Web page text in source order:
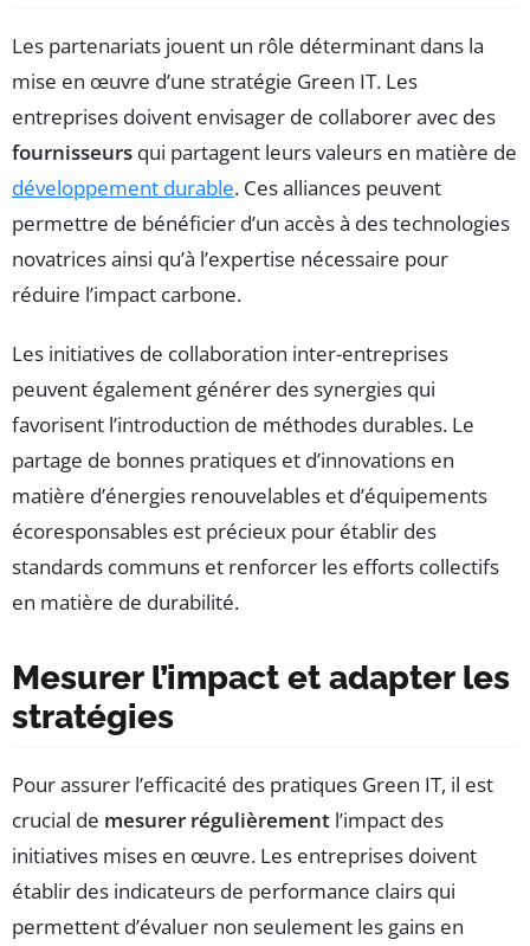
Les partenariats jouent un rôle déterminant dans la
mise en œuvre d’une stratégie Green IT. Les
entreprises doivent envisager de collaborer avec des
fournisseurs qui partagent leurs valeurs en matière de
développement durable. Ces alliances peuvent
permettre de bénéficier d’un accès à des technologies
novatrices ainsi qu’à l’expertise nécessaire pour
réduire l’impact carbone.
Les initiatives de collaboration inter-entreprises
peuvent également générer des synergies qui
favorisent l’introduction de méthodes durables. Le
partage de bonnes pratiques et d’innovations en
matière d’énergies renouvelables et d’équipements
écoresponsables est précieux pour établir des
standards communs et renforcer les efforts collectifs
en matière de durabilité.
Mesurer l’impact et adapter les
stratégies
Pour assurer l’efficacité des pratiques Green IT, il est
crucial de mesurer régulièrement l’impact des
initiatives mises en œuvre. Les entreprises doivent
établir des indicateurs de performance clairs qui
permettent d’évaluer non seulement les gains en